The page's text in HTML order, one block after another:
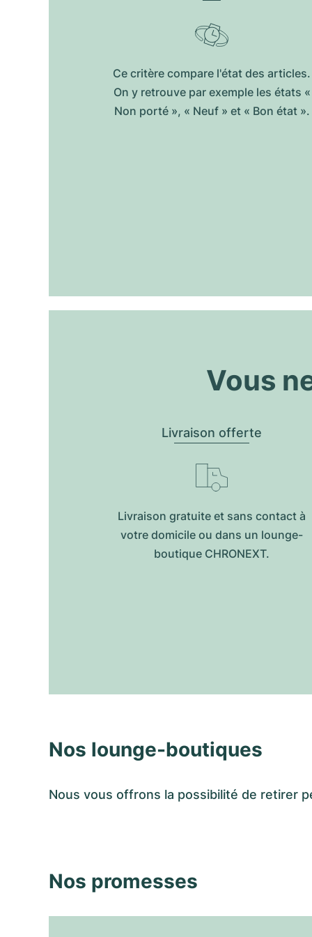
Ce critère compare l'état des articles.
On y retrouve par exemple les états «
Non porté », « Neuf » et « Bon état ».
Vous
Livraison offerte
Livraison gratuite et sans contact à
votre domicile ou dans un lounge-
boutique CHRONEXT.
Nos lounge-boutiques
Nous vous offrons la possibilité de retirer
Nos promesses